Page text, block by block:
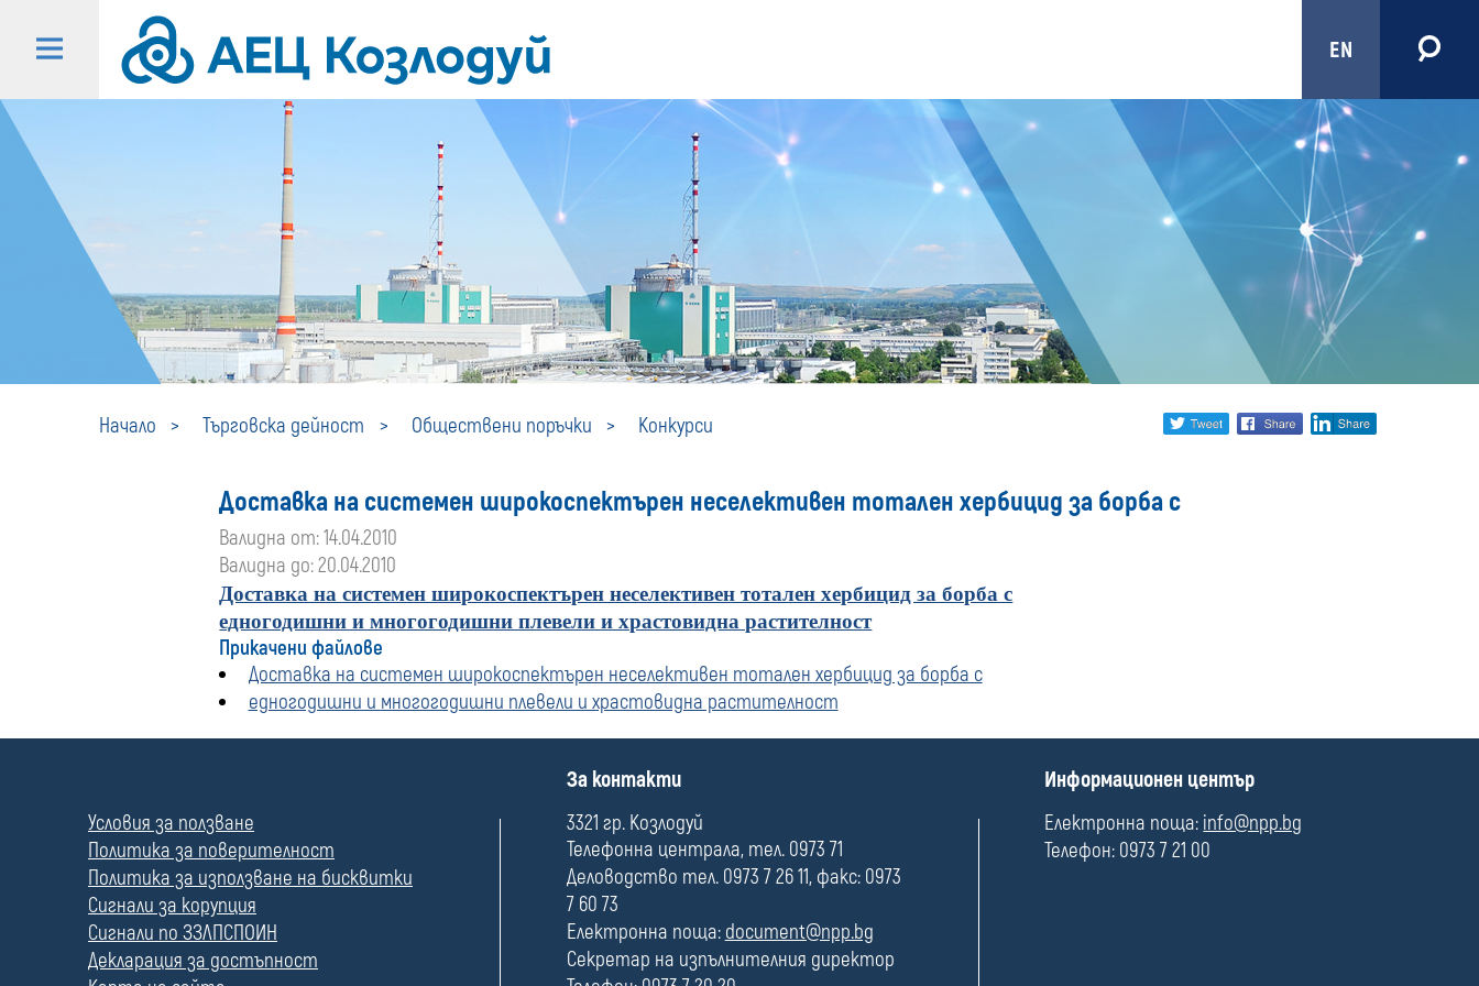
EN
Начало Търговска дейност Обществени поръчки Конкурси
Share
media
twitter facebook
Доставка на системен широкоспектърен неселективен тотален хербицид за борба с
Валидна от: 14.04.2010
Валидна до: 20.04.2010
Доставка на системен широкоспектърен неселективен тотален хербицид за борба с
едногодишни и многогодишни плевели и храстовидна растителност
Прикачени файлове
Доставка на системен широкоспектърен неселективен тотален хербицид за борба с
едногодишни и многогодишни плевели и храстовидна растителност
л
е
Условия за ползване
Политика за поверителност
Политика за използване на бисквитки
Сигнали за корупция
Сигнали по ЗЗЛПСПОИН
Декларация за достъпност
П
л
е
За контакти
3321 гр. Козлодуй
Телефонна централа, тел. 0973 71
Деловодство тел. 0973 7 26 11, факс: 0973
7 60 73
Електронна поща: document@npp.bg
Секретар на изпълнителния директор
П
л
е
Информационен център
Електронна поща: info@npp.bg
Телефон: 0973 7 21 00